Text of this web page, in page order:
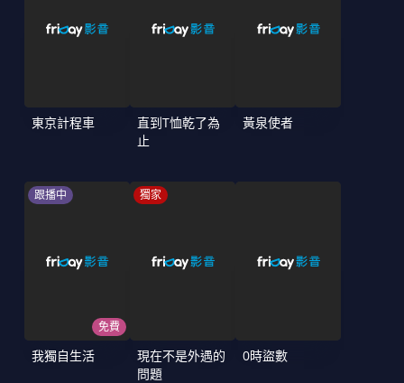
東京計程車
直到T恤乾了為
止
黃泉使者
跟播中
免費
我獨自生活
獨家
現在不是外遇的
問題
0時盜數